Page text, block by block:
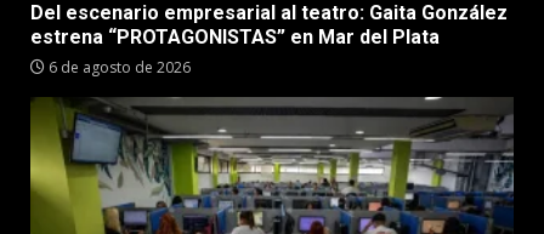
Del escenario empresarial al teatro: Gaita González
estrena “PROTAGONISTAS” en Mar del Plata
6 de agosto de 2026